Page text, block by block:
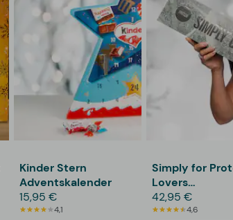
Kinder Stern
Adventskalender
15,95 €
4,1
Simply for
Lovers
42,95 €
4,6